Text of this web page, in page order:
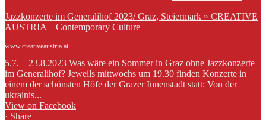
Jazzkonzerte im Generalihof 2023/ Graz, Steiermark » CREATIVE
AUSTRIA – Contemporary Culture
www.creativeaustria.at
5.7. – 23.8.2023 Was wäre ein Sommer in Graz ohne Jazzkonzerte
im Generalihof? Jeweils mittwochs um 19.30 finden Konzerte in
einem der schönsten Höfe der Grazer Innenstadt statt: Von der
ukrainis...
View on Facebook
· Share